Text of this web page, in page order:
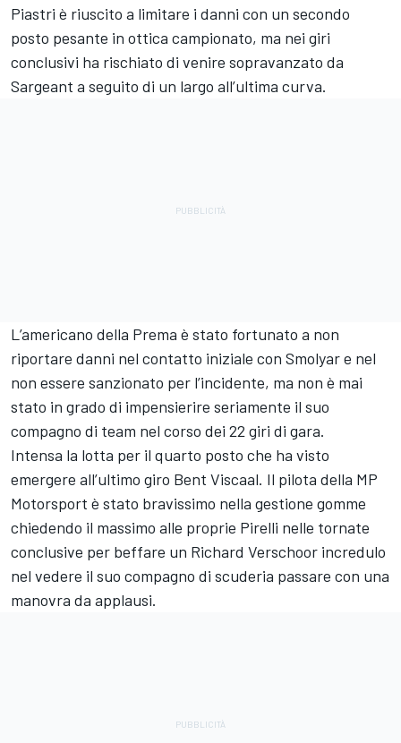
Piastri è riuscito a limitare i danni con un secondo
posto pesante in ottica campionato, ma nei giri
conclusivi ha rischiato di venire sopravanzato da
Sargeant a seguito di un largo all’ultima curva.
L’americano della Prema è stato fortunato a non
riportare danni nel contatto iniziale con Smolyar e nel
non essere sanzionato per l’incidente, ma non è mai
stato in grado di impensierire seriamente il suo
compagno di team nel corso dei 22 giri di gara.
Intensa la lotta per il quarto posto che ha visto
emergere all’ultimo giro Bent Viscaal. Il pilota della MP
Motorsport è stato bravissimo nella gestione gomme
chiedendo il massimo alle proprie Pirelli nelle tornate
conclusive per beffare un Richard Verschoor incredulo
nel vedere il suo compagno di scuderia passare con una
manovra da applausi.